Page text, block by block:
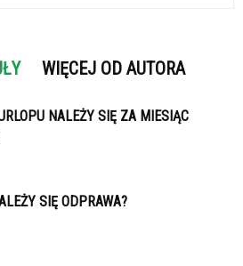
WIĘCEJ OD AUTORA
NALEŻY SIĘ ZA MIESIĄC
SIĘ ODPRAWA?